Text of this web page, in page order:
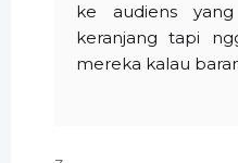
ke audiens
keranjang tapi
mereka kalau